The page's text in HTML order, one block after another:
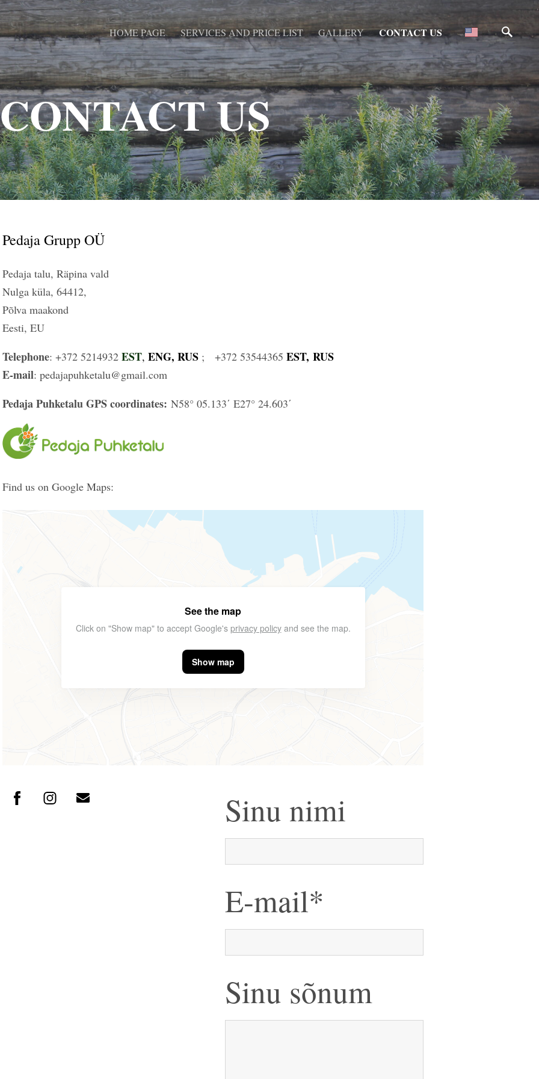
HOME PAGE SERVICES AND PRICE LIST GALLERY CONTACT US
US
Pedaja Grupp OÜ
Pedaja talu, Räpina vald
Nulga küla, 64412,
Põlva maakond
Eesti, EU
Telephone: +372 5214932 EST, ENG, RUS ; +372 53544365 EST, RUS
E-mail: pedajapuhketalu@gmail.com
Pedaja Puhketalu GPS coordinates: N58° 05.133΄ E27° 24.603΄
Find us on Google Maps:
See the map
Click on "Show map" to accept Google's privacy policyand see the map.
Show map
Sinu nimi
E-mail
Sinu sõnum